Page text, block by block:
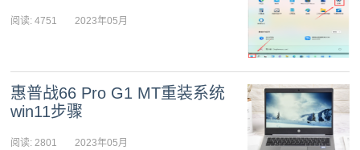
阅读: 4751
2023年05月
惠普战66 Pro G1 MT重装系统
win11步骤
阅读: 2801
2023年05月